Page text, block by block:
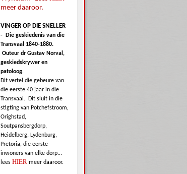
meer daaroor.
VINGER OP DIE SNELLER
-
Die geskiedenis van die
Transvaal 1840-1880.
Outeur dr Gustav Norval,
geskiedskrywer en
patoloog.
Dit vertel die gebeure van
die eerste 40 jaar in die
Transvaal.
Dit sluit in die
stigting van Potchefstroom,
Orighstad,
Soutpansbergdorp,
Heidelberg, Lydenburg,
Pretoria, die eerste
inwoners van elke dorp...
lees HIER meer daaroor.